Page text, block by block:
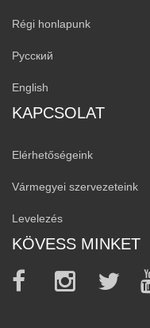
Régi honlapunk
Русский
English
KAPCSOLAT
Elérhetőségeink
Vármegyei szervezeteink
Levelezés
KÖVESS MINKET